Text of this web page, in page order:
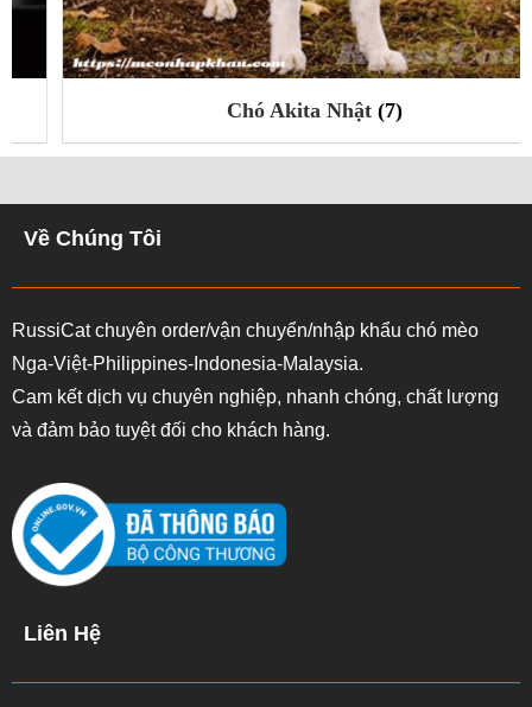
Chó Akita Nhật(7)
Về Chúng Tôi
RussiCat chuyên order/vận chuyển/nhập khẩu chó mèo
Nga-Việt-Philippines-Indonesia-Malaysia.
Cam kết dịch vụ chuyên nghiệp, nhanh chóng, chất lượng
và đảm bảo tuyệt đối cho khách hàng.
Liên Hệ